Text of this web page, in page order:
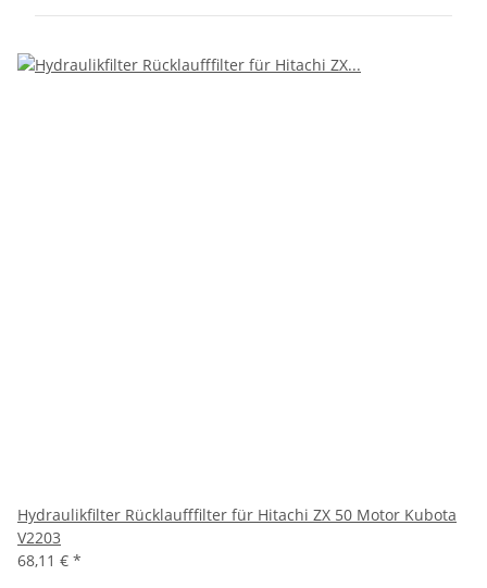
Hydraulikfilter Rücklaufffilter für Hitachi ZX 50 Motor Kubota
V2203
68,11 € *